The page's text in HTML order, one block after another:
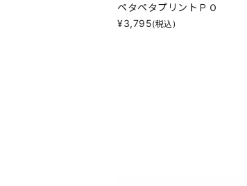
ペタペタプリントＰＯ
¥3,795(税込)